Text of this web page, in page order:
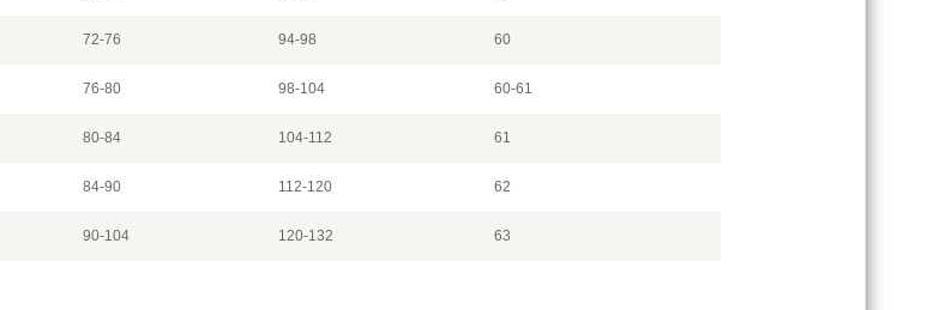
72-76 94-98 60
76-80 98-104 60-61
80-84 104-112 61
84-90 112-120 62
90-104 120-132 63